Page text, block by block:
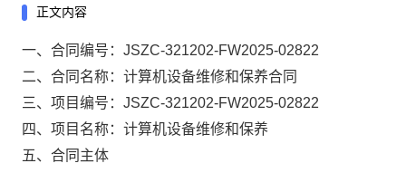
正文内容
一、合同编号：JSZC-321202-FW2025-02822
二、合同名称：计算机设备维修和保养合同
三、项目编号：JSZC-321202-FW2025-02822
四、项目名称：计算机设备维修和保养
五、合同主体